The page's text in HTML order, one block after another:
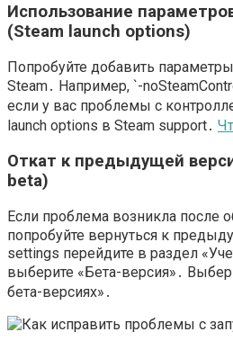
Использование
(Steam launch options)
Попробуйте добавить
Steam․ Например, `-
если у вас проблемы с
launch options в Steam support․
Откат к предыдущей
beta)
Если проблема возникла после
попробуйте вернуться к
settings перейдите в раздел
выберите «Бета-версия»․
бета-версиях»․